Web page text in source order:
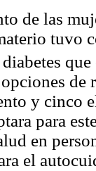
de las
tuvo
de
y cinco
para
en
el